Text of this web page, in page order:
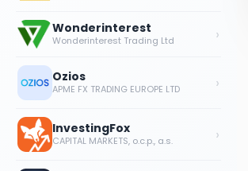
Wonderinterest
Wonderinterest Trading Ltd ›
Ozios
APME FX TRADING EUROPE LTD ›
InvestingFox
CAPITAL MARKETS, o.c.p., a.s. ›